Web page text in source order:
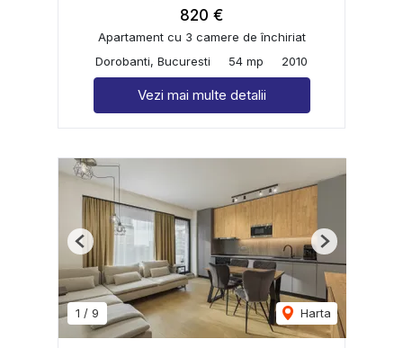
820 €
Apartament cu 3 camere de închiriat
Dorobanti, Bucuresti
54 mp 2010
Vezi mai multe detalii
1 / 9 Harta
Previous Next